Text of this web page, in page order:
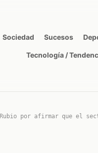
Sociedad Sucesos
Tecnología /
por afirmar que el